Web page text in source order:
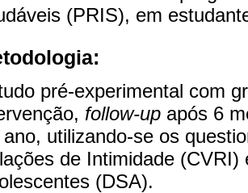
(PRIS), em
pré-experimental com
follow-up após 6
ano, utilizando-se os
de Intimidade
(DSA).